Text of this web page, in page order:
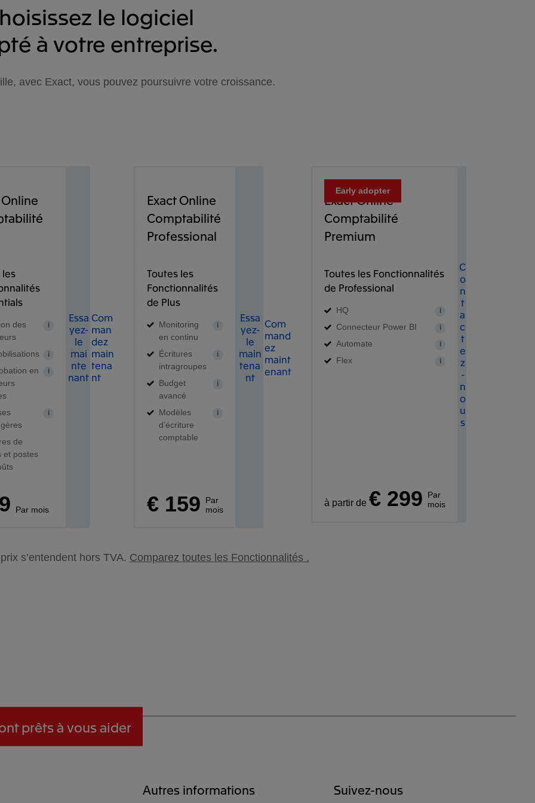
le logiciel
à votre entreprise.
avec Exact, vous pouvez poursuivre votre croissance.
les
des
i
i
en
i
i
de
et postes
Par mois
Essa
yez-
le
mai
nte
nant
Com
man
dez
main
tena
nt
Exact Online
Comptabilité
Professional
Toutes les
Fonctionnalités
de Plus
Monitoring
en continu
i
Écritures
intragroupes
i
Budget
avancé
i
Modèles
d’écriture
comptable
i
€ 159
Par
mois
Essa
yez-
le
main
tena
nt
Com
mand
ez
maint
enant
Early adopter
Exact Online
Comptabilité
Premium
Toutes les Fonctionnalités
de Professional
HQ i
Connecteur Power BI i
Automate i
Flex i
à partir de€ 299
Par
mois
C
o
n
t
a
c
t
e
z
-
n
o
u
s
s’entendent hors TVA. Comparez toutes les Fonctionnalités .
prêts à vous aider
Autres informations Suivez-nous